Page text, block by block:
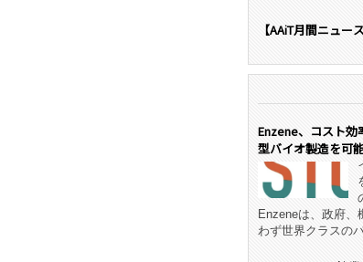
【AAiT月間ニュ
Enzene、コスト効
型バイオ製造を可
ト「NeX™」 をリ
Enzeneは、政府、
わず世界クラスの